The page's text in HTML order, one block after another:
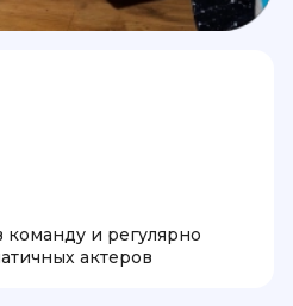
и регулярно
актеров